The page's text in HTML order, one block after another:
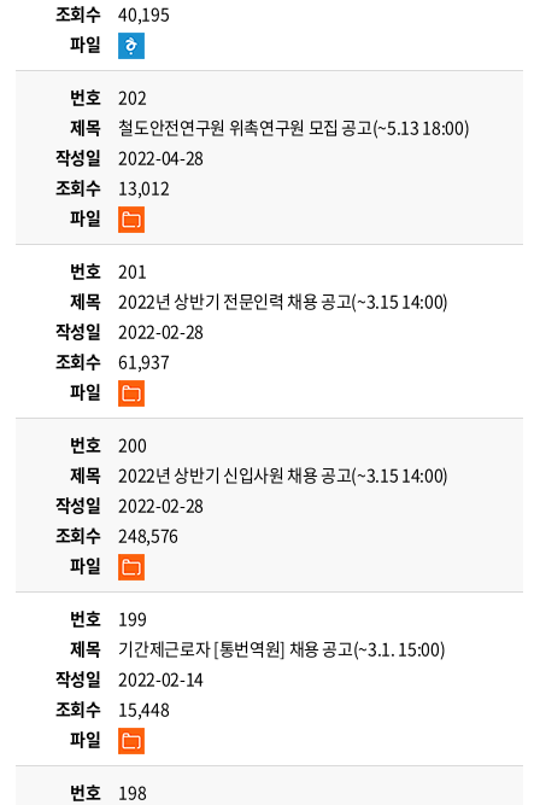
조회수
40,195
파일
번호
202
제목
철도안전연구원 위촉연구원 모집 공고(~5.13 18:00)
작성일
2022-04-28
조회수
13,012
파일
번호
201
제목
2022년 상반기 전문인력 채용 공고(~3.15 14:00)
작성일
2022-02-28
조회수
61,937
파일
번호
200
제목
2022년 상반기 신입사원 채용 공고(~3.15 14:00)
작성일
2022-02-28
조회수
248,576
파일
번호
199
제목
기간제근로자 [통번역원] 채용 공고(~3.1. 15:00)
작성일
2022-02-14
조회수
15,448
파일
번호
198